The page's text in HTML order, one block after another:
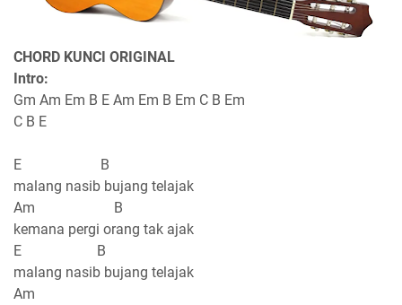
CHORD KUNCI ORIGINAL
Intro:
Gm Am Em B E Am Em B Em C B Em
C B E
E B
malang nasib bujang telajak
Am B
kemana pergi orang tak ajak
E B
malang nasib bujang telajak
Am